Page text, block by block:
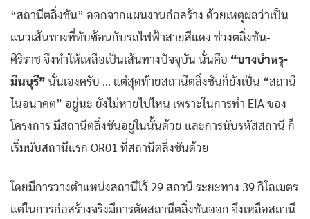
“สถานีตลิ่งชัน” ออกจากแผนงานก่อสร้าง ด้วยเหตุผลว่าเป็น
แนวเส้นทางที่ทับซ้อนกับรถไฟฟ้าสายสีแดง ช่วงตลิ่งชัน-
ศิริราช จึงทำให้เหลือเป็นเส้นทางปัจจุบัน นั่นคือ “บางบำหรุ-
มีนบุรี” นั่นเองครับ … แต่สุดท้ายสถานีตลิ่งชันก็ยังเป็น “สถานี
ในอนาคต” อยู่นะ ยังไม่หายไปไหน เพราะในการทำ EIA ของ
โครงการ มีสถานีตลิ่งชันอยู่ในนั้นด้วย และการนับรหัสสถานี ก็
เริ่มนับสถานีแรก OR01 ที่สถานีตลิ่งชันด้วย
โดยมีการวางตำแหน่งสถานีไว้ 29 สถานี ระยะทาง 39 กิโลเมตร
แต่ในการก่อสร้างจริงมีการตัดสถานีตลิ่งชันออก จึงเหลือสถานี